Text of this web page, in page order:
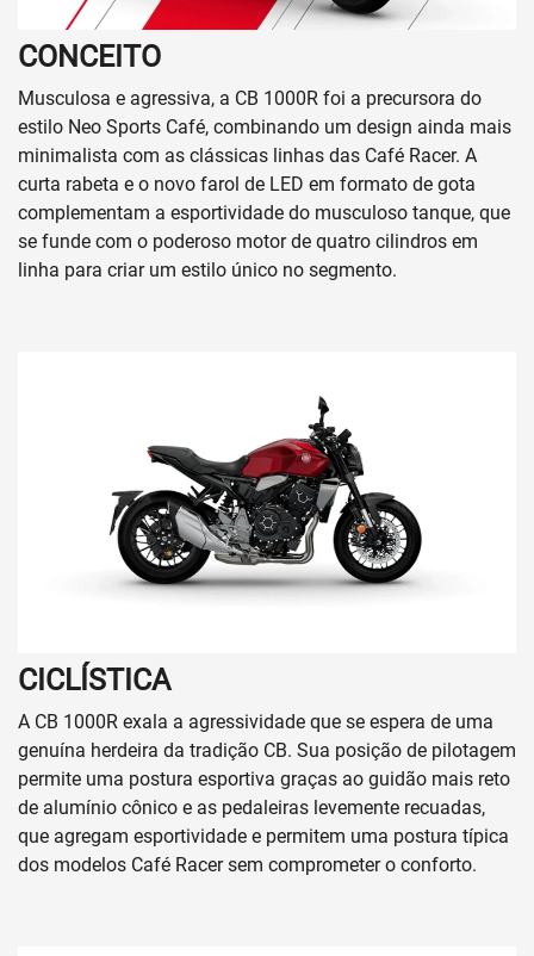
CONCEITO
Musculosa e agressiva, a CB 1000R foi a precursora do
estilo Neo Sports Café, combinando um design ainda mais
minimalista com as clássicas linhas das Café Racer. A
curta rabeta e o novo farol de LED em formato de gota
complementam a esportividade do musculoso tanque, que
se funde com o poderoso motor de quatro cilindros em
linha para criar um estilo único no segmento.
CICLÍSTICA
A CB 1000R exala a agressividade que se espera de uma
genuína herdeira da tradição CB. Sua posição de pilotagem
permite uma postura esportiva graças ao guidão mais reto
de alumínio cônico e as pedaleiras levemente recuadas,
que agregam esportividade e permitem uma postura típica
dos modelos Café Racer sem comprometer o conforto.